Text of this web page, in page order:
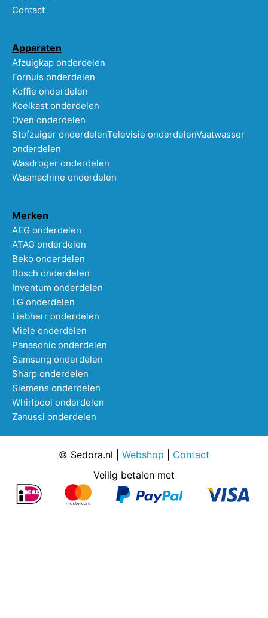
Contact
Apparaten
Afzuigkap onderdelen
Fornuis onderdelen
Koffie onderdelen
Koelkast onderdelen
Oven onderdelen
Stofzuiger onderdelenTelevisie onderdelenVaatwasser
onderdelen
Wasdroger onderdelen
Wasmachine onderdelen
Merken
AEG onderdelen
ATAG onderdelen
Beko onderdelen
Bosch onderdelen
Inventum onderdelen
LG onderdelen
Liebherr onderdelen
Miele onderdelen
Panasonic onderdelen
Samsung onderdelen
Sharp onderdelen
Siemens onderdelen
Whirlpool onderdelen
Zanussi onderdelen
© Sedora.nl | Webshop
Contact
Veilig betalen met